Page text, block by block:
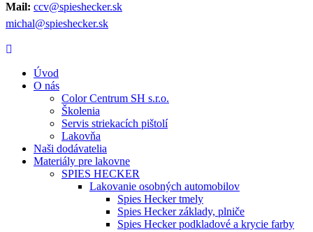
Mail: ccv@spieshecker.sk
michal@spieshecker.sk
Úvod
O nás
Color Centrum SH s.r.o.
Školenia
Servis striekacích pištolí
Lakovňa
Naši dodávatelia
Materiály pre lakovne
SPIES HECKER
Lakovanie osobných automobilov
Spies Hecker tmely
Spies Hecker základy, plniče
Spies Hecker podkladové a krycie farby